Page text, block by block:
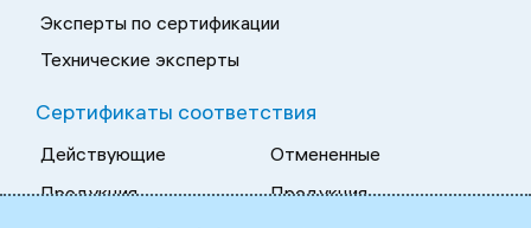
Эксперты по сертификации
Технические эксперты
Сертификаты соответствия
Действующие
Продукция
Отмененные
Продукция